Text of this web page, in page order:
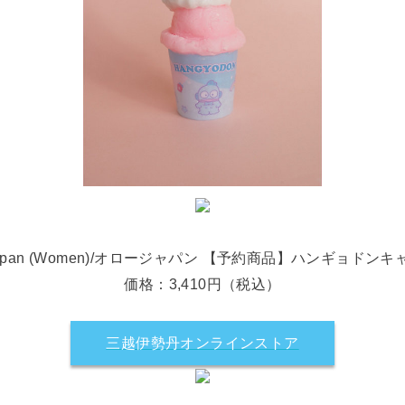
(Women)/オロージャパン 【予約商品】ハンギョドンキ
価格：3,410円（税込）
三越伊勢丹オンラインストア